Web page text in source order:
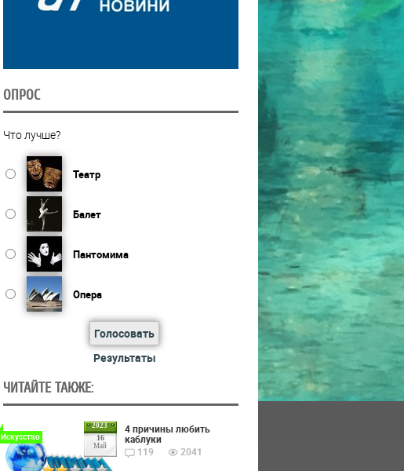
ОПРОС
Что лучше?
Театр
Балет
Пантомима
Опера
Голосовать
Результаты
ЧИТАЙТЕ ТАКЖЕ:
2023
16
Май
Искусство
4 причины любить
каблуки
119
2041